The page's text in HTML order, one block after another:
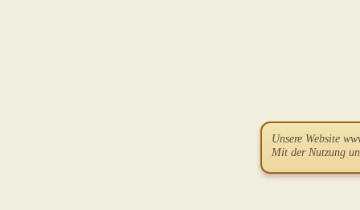
Unsere Website
Mit der Nutzung